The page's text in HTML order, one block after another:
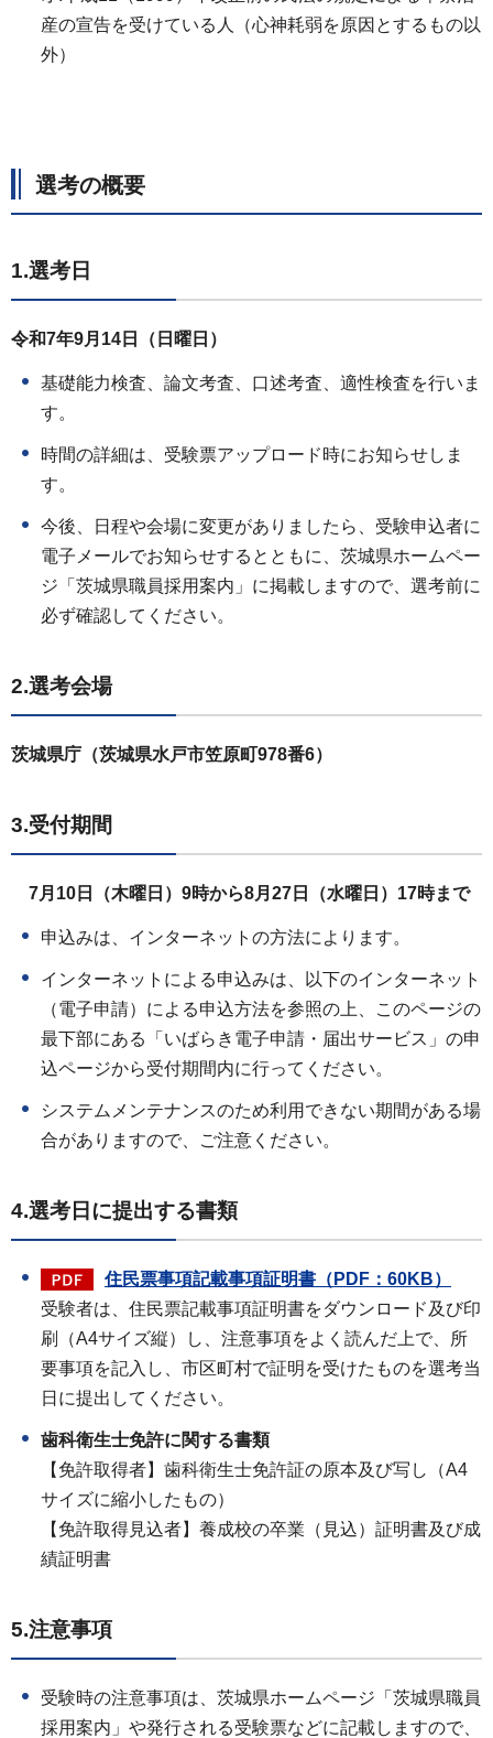
産の宣告を受けている人（心神耗弱を原因とするもの以
外）
選考の概要
1.選考日
令和7年9月14日（日曜日）
基礎能力検査、論文考査、口述考査、適性検査を行いま
す。
時間の詳細は、受験票アップロード時にお知らせしま
す。
今後、日程や会場に変更がありましたら、受験申込者に
電子メールでお知らせするとともに、茨城県ホームペー
ジ「茨城県職員採用案内」に掲載しますので、選考前に
必ず確認してください。
2.選考会場
茨城県庁（茨城県水戸市笠原町978番6）
3.受付期間
7月10日（木曜日）9時から8月27日（水曜日）17時まで
申込みは、インターネットの方法によります。
インターネットによる申込みは、以下のインターネット
（電子申請）による申込方法を参照の上、このページの
最下部にある「いばらき電子申請・届出サービス」の申
込ページから受付期間内に行ってください。
システムメンテナンスのため利用できない期間がある場
合がありますので、ご注意ください。
4.選考日に提出する書類
住民票事項記載事項証明書（PDF：60KB）
受験者は、住民票記載事項証明書をダウンロード及び印
刷（A4サイズ縦）し、注意事項をよく読んだ上で、所
要事項を記入し、市区町村で証明を受けたものを選考当
日に提出してください。
歯科衛生士免許に関する書類
【免許取得者】歯科衛生士免許証の原本及び写し（A4
サイズに縮小したもの）
【免許取得見込者】養成校の卒業（見込）証明書及び成
績証明書
5.注意事項
受験時の注意事項は、茨城県ホームページ「茨城県職員
採用案内」や発行される受験票などに記載しますので、